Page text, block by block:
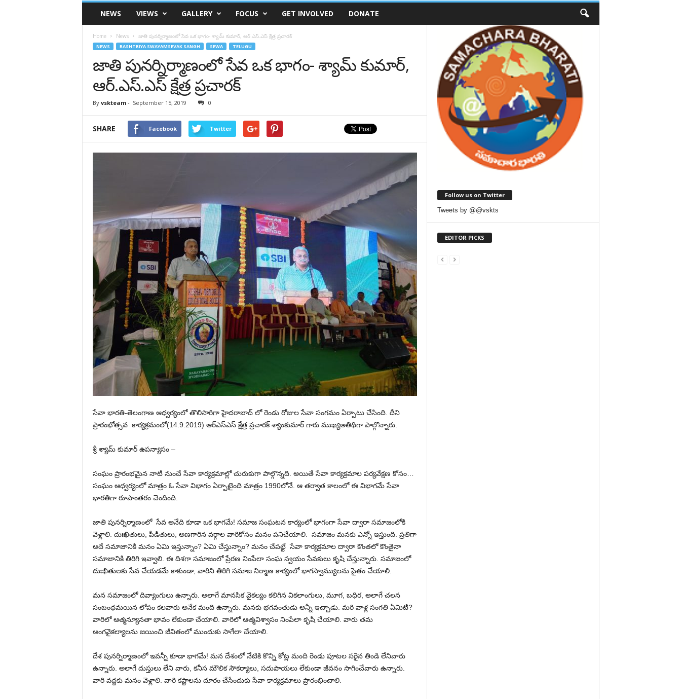
VSK
TelanganaNEWS VIEWS GALLERY FOCUS GET INVOLVED DONATE
Home News జాతి పునర్నిర్మాణంలో సేవ ఒక భాగం- శ్యామ్ కుమార్, ఆర్.ఎస్.ఎస్ క్షేత్ర ప్రచారక్
NEWS RASHTRIYA SWAYAMSEVAK SANGH SEWA TELUGU
జాతి పునర్నిర్మాణంలో సేవ ఒక భాగం- శ్యామ్ కుమార్,
ఆర్.ఎస్.ఎస్ క్షేత్ర ప్రచారక్
By vskteam- September 15, 2019 0
SHARE Facebook Twitter
సేవా భారతి-తెలంగాణ ఆధ్వర్యంలో తొలిసారిగా హైదరాబాద్ లో రెండు రోజుల సేవా సంగమం ఏర్పాటు చేసింది. దీని
ప్రారంభోత్సవ కార్యక్రమంలో(14.9.2019) ఆర్ఎస్ఎస్ క్షేత్ర ప్రచారక్ శ్యాంకుమార్ గారు ముఖ్యఅతిథిగా పాల్గొన్నారు.
శ్రీ శ్యామ్ కుమార్ ఉపన్యాసం –
సంఘం ప్రారంభమైన నాటి నుంచే సేవా కార్యక్రమాల్లో చురుకుగా పాల్గొన్నది. అయితే సేవా కార్యక్రమాల పర్యవేక్షణ కోసం…
సంఘం ఆధ్వర్యంలో మాత్రం ఓ సేవా విభాగం ఏర్పాటైంది మాత్రం 1990లోనే. ఆ తర్వాత కాలంలో ఈ విభాగమే సేవా
భారతిగా రూపాంతరం చెందింది.
జాతి పునర్నిర్మాణంలో సేవ అనేది కూడా ఒక భాగమే! సమాజ సంఘటన కార్యంలో భాగంగా సేవా ద్వారా సమాజంలోకి
వెళ్లాలి. దుఃఖితులు, పీడితులు, అణగారిన వర్గాల వారికోసం మనం పనిచేయాలి. సమాజం మనకు ఎన్నో ఇస్తుంది. ప్రతిగా
అదే సమాజానికి మనం ఏమి ఇస్తున్నాం? ఏమి చేస్తున్నాం? మనం చేపట్టే సేవా కార్యక్రమాల ద్వారా కొంతలో కొంతైనా
సమాజానికి తిరిగి ఇవ్వాలి. ఈ దిశగా సమాజంలో ప్రేరణ నింపేలా సంఘ స్వయం సేవకులు కృషి చేస్తున్నారు. సమాజంలో
దుఃఖితులకు సేవ చేయడమే కాకుండా, వారిని తిరిగి సమాజ నిర్మాణ కార్యంలో భాగస్వామ్యులను సైతం చేయాలి.
మన సమాజంలో దివ్యాంగులు ఉన్నారు. అలాగే మానసిక వైకల్యం కలిగిన వికలాంగులు, మూగ, బధిర, అలాగే చలన
సంబంధమయిన లోపం కలవారు అనేక మంది ఉన్నారు. మనకు భగవంతుడు అన్నీ ఇచ్చాడు. మరి వాళ్ల సంగతి ఏమిటి?
వారిలో ఆత్మన్యూనతా భావం లేకుండా చేయాలి. వారిలో ఆత్మవిశ్వాసం నింపేలా కృషి చేయాలి. వారు తమ
అంగవైకల్యాలను జయించి జీవితంలో ముందుకు సాగేలా చేయాలి.
దేశ పునర్నిర్మాణంలో ఇవన్నీ కూడా భాగమే! మన దేశంలో నేటికి కొన్ని కోట్ల మంది రెండు పూటల సరైన తిండి లేనివారు
ఉన్నారు. అలాగే దుస్తులు లేని వారు, కనీస మౌలిక సౌకర్యాలు, సదుపాయలు లేకుండా జీవనం సాగించేవారు ఉన్నారు.
వారి వద్దకు మనం వెళ్లాలి. వారి కష్టాలను దూరం చేసేందుకు సేవా కార్యక్రమాలు ప్రారంభించాలి.
Follow us on Twitter
Tweets by @@vskts
EDITOR PICKS